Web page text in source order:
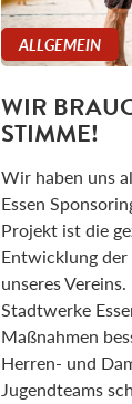
ALLGEMEIN
WIR
STIMME!
Wir haben uns
Essen
Projekt ist die
Entwicklung
unseres
Stadtwerke
Maßnahmen
Herren- und
Jugendteams